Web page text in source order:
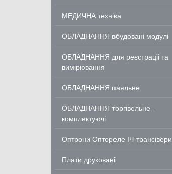
МЕДИЧНА техніка
ОБЛАДНАННЯ вбудовані модулі
ОБЛАДНАННЯ для реєстраціі та
вимірювання
ОБЛАДНАННЯ паяльне
ОБЛАДНАННЯ торгівельне -
комплектуючі
Оптрони Оптореле ІЧ-трансівери
Плати друковані